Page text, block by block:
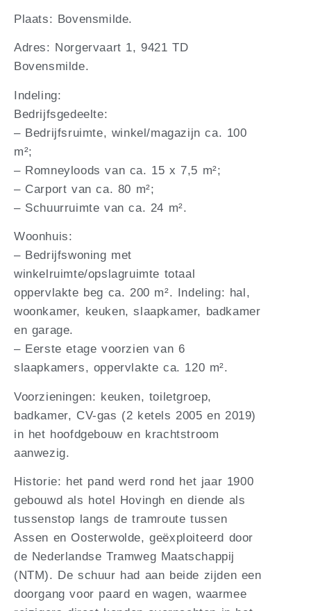
Plaats: Bovensmilde.
Adres: Norgervaart 1, 9421 TD
Bovensmilde.
Indeling:
Bedrijfsgedeelte:
– Bedrijfsruimte, winkel/magazijn ca. 100
m²;
– Romneyloods van ca. 15 x 7,5 m²;
– Carport van ca. 80 m²;
– Schuurruimte van ca. 24 m².
Woonhuis:
– Bedrijfswoning met
winkelruimte/opslagruimte totaal
oppervlakte beg ca. 200 m². Indeling: hal,
woonkamer, keuken, slaapkamer, badkamer
en garage.
– Eerste etage voorzien van 6
slaapkamers, oppervlakte ca. 120 m².
Voorzieningen: keuken, toiletgroep,
badkamer, CV-gas (2 ketels 2005 en 2019)
in het hoofdgebouw en krachtstroom
aanwezig.
Historie: het pand werd rond het jaar 1900
gebouwd als hotel Hovingh en diende als
tussenstop langs de tramroute tussen
Assen en Oosterwolde, geëxploiteerd door
de Nederlandse Tramweg Maatschappij
(NTM). De schuur had aan beide zijden een
doorgang voor paard en wagen, waarmee